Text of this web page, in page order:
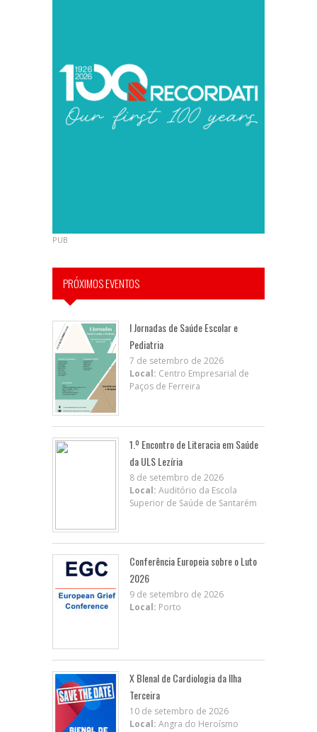
PUB
PRÓXIMOS EVENTOS
I Jornadas de Saúde Escolar e
Pediatria
7 de setembro de 2026
Local: Centro Empresarial de
Paços de Ferreira
1.º Encontro de Literacia em Saúde
da ULS Lezíria
8 de setembro de 2026
Local: Auditório da Escola
Superior de Saúde de Santarém
Conferência Europeia sobre o Luto
2026
9 de setembro de 2026
Local: Porto
X BIenal de Cardiologia da Ilha
Terceira
10 de setembro de 2026
Local: Angra do Heroísmo